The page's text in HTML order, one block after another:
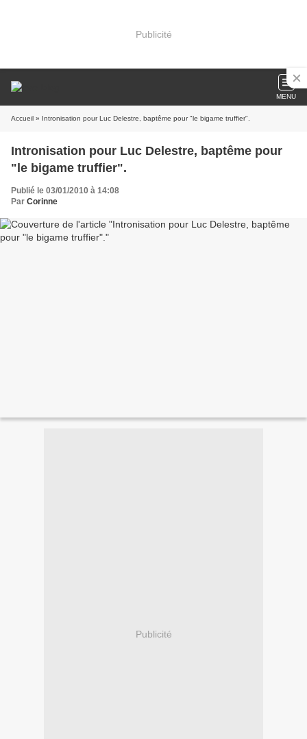
Publicité
MENU
Accueil » Intronisation pour Luc Delestre, baptême pour "le bigame truffier".
Intronisation pour Luc Delestre, baptême pour
"le bigame truffier".
Publié le 03/01/2010 à 14:08
Par Corinne
Publicité